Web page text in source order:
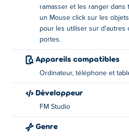
Cliquez sur les objets qui vous
récupérer et les stocker dans
pourrez ensuite cliquer dessus et
À propos du créateur :
Forgotten Hill Memento: Love
Surgery,Forgotten Hill: Puppeteer
ramasser et les ranger dans
un Mouse click sur les
pour les utiliser sur d'autres
portes.
Appareils compatibles
Ordinateur, téléphone et
Développeur
FM Studio
Genre